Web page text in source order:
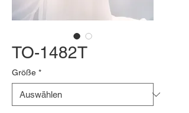
TO-1482T
Größe *